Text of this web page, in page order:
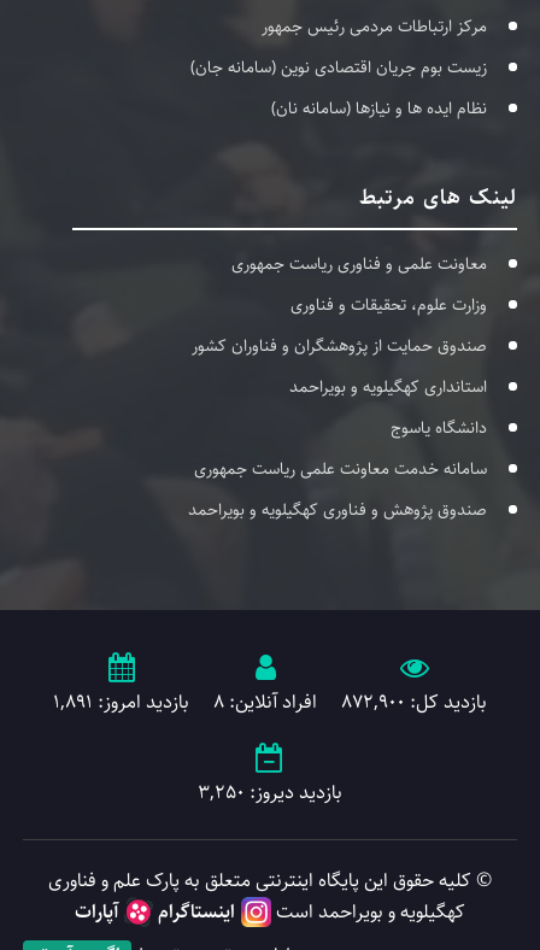
مرکز ارتباطات مردمی رئیس جمهور
زیست بوم جریان اقتصادی نوین (سامانه جان)
نظام ایده ها و نیازها (سامانه نان)
لینک های مرتبط
معاونت علمی و فناوری ریاست جمهوری
وزارت علوم، تحقیقات و فناوری
صندوق حمایت از پژوهشگران و فناوران کشور
استانداری کهگیلویه و بویراحمد
دانشگاه یاسوج
سامانه خدمت معاونت علمی ریاست جمهوری
صندوق پژوهش و فناوری کهگیلویه و بویراحمد
بازدید کل: 872,900 افراد آنلاین: 8 بازدید امروز: 1,891
بازدید دیروز: 3,250
© کلیه حقوق این پایگاه اینترنتی متعلق به پارک علم و فناوری
کهگیلویه و بویراحمد است
اینستاگرام
آپارات